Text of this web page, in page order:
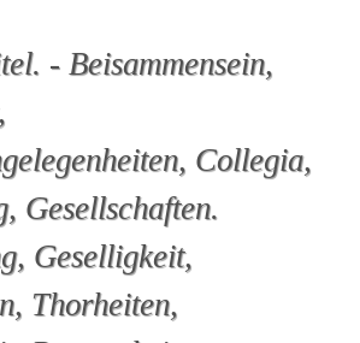
- Beisammensein,
Collegia,
Gesellschaften.
Geselligkeit,
Thorheiten,